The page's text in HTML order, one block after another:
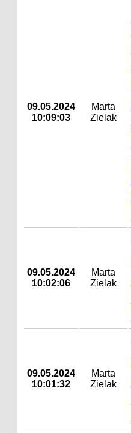
09.05.2024
10:09:03
Marta
Zielak
09.05.2024
10:02:06
Marta
Zielak
09.05.2024
10:01:32
Marta
Zielak